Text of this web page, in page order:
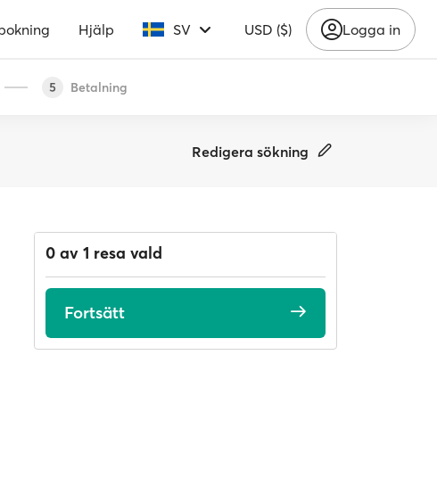
Hjälp SV USD ($) Logga in
5 Betalning
Redigera sökning
0 av 1 resa vald
Fortsätt